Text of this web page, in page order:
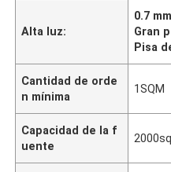
Alta luz:
0.7
Gran
Pisa
Cantidad de orde
n mínima
1SQM
Capacidad de la f
uente